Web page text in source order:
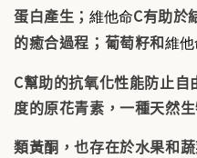
蛋白產生； 維他命C有助於
的癒合過程；葡萄籽和維
C幫助的抗氧化性能防止
度的原花青素，一種天然
類黃酮，也存在於水果和